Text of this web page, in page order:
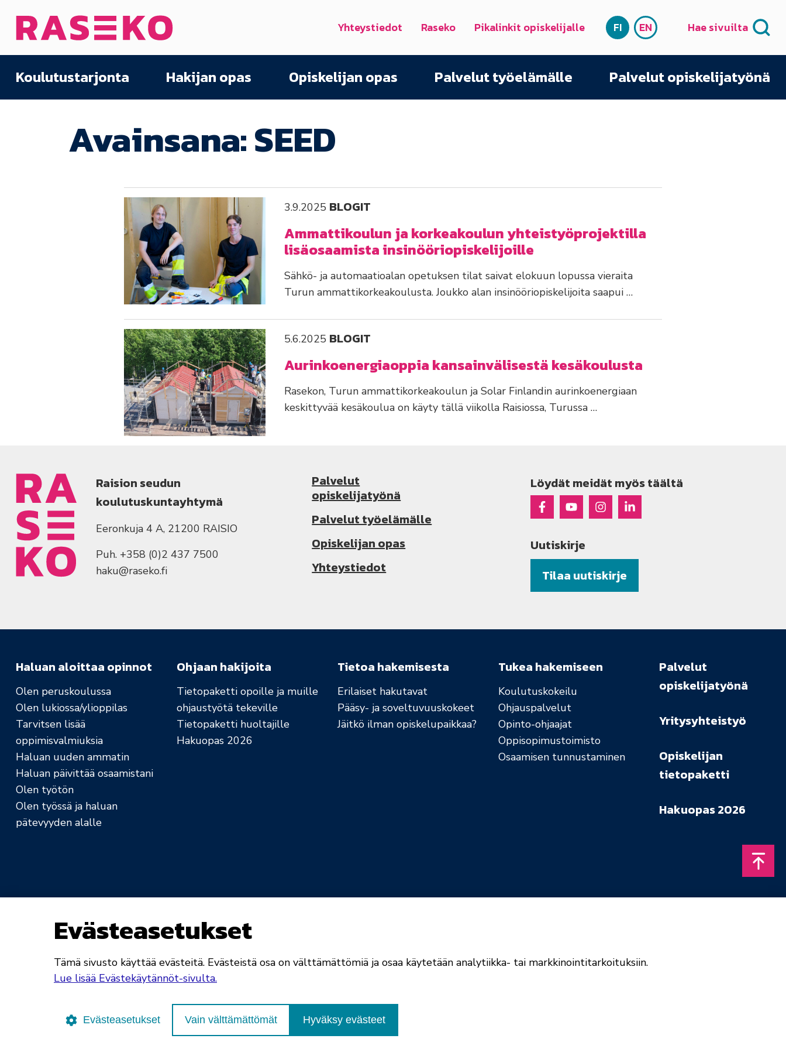
Etusivu Yhteystiedot Raseko Pikalinkit opiskelijalle SUOMI
FI ENGLISH
EN Hae sivuilta
Koulutustarjonta Hakijan opas Opiskelijan opas Palvelut työelämälle Palvelut opiskelijatyönä
Avainsana:SEED
3.9.2025 BLOGIT
Ammattikoulun ja korkeakoulun yhteistyöprojektilla
lisäosaamista insinööriopiskelijoille
Sähkö- ja automaatioalan opetuksen tilat saivat elokuun lopussa vieraita
Turun ammattikorkeakoulusta. Joukko alan insinööriopiskelijoita saapui …
5.6.2025 BLOGIT
Aurinkoenergiaoppia kansainvälisestä kesäkoulusta
Rasekon, Turun ammattikorkeakoulun ja Solar Finlandin aurinkoenergiaan
keskittyvää kesäkoulua on käyty tällä viikolla Raisiossa, Turussa …
Raision seudun
koulutuskuntayhtymä
Eeronkuja 4 A, 21200 RAISIO
Puh. +358 (0)2 437 7500
haku@raseko.fi
Palvelut
opiskelijatyönä
Palvelut työelämälle
Opiskelijan opas
Yhteystiedot
Löydät meidät myös täältä
Raseko Facebookissa
Raseko Youtubessa
Raseko Instagramissa
Raseko Linkedinissä
Uutiskirje
Tilaa uutiskirje
Haluan aloittaa opinnot
Olen peruskoulussa
Olen lukiossa/ylioppilas
Tarvitsen lisää
oppimisvalmiuksia
Haluan uuden ammatin
Haluan päivittää osaamistani
Olen työtön
Olen työssä ja haluan
pätevyyden alalle
Ohjaan hakijoita
Tietopaketti opoille ja muille
ohjaustyötä tekeville
Tietopaketti huoltajille
Hakuopas 2026
Tietoa hakemisesta
Erilaiset hakutavat
Pääsy- ja soveltuvuuskokeet
Jäitkö ilman opiskelupaikkaa?
Tukea hakemiseen
Koulutuskokeilu
Ohjauspalvelut
Opinto-ohjaajat
Oppisopimustoimisto
Osaamisen tunnustaminen
Palvelut
opiskelijatyönä
Yritysyhteistyö
Opiskelijan
tietopaketti
Hakuopas 2026
Saavutettavuusseloste Rekisteri- ja tietosuojaselosteet
Poutapilvi web design
Evästeasetukset
Tämä sivusto käyttää evästeitä. Evästeistä osa on välttämättömiä ja osaa käytetään analytiikka- tai markkinointitarkoituksiin.
Lue lisää Evästekäytännöt-sivulta.
Evästeasetukset Vain välttämättömät Hyväksy evästeet